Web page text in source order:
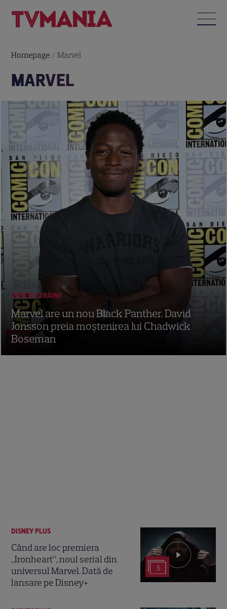
Homepage /Marvel
MARVEL
5
DISNEY PLUS
Când are loc premiera
„Ironheart”, noul serial din
universul Marvel. Dată de
lansare pe Disney+
3
VEDETE STRĂINE
Marvel are un nou Black Panther. David
Jonsson preia moștenirea lui Chadwick
Boseman